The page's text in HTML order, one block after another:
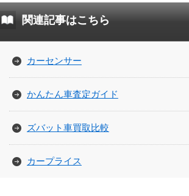
関連記事はこちら
カーセンサー
かんたん車査定ガイド
ズバット車買取比較
カープライス